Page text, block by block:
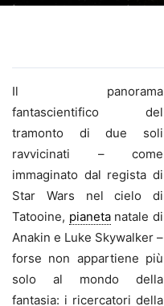
Il panorama
fantascientifico del
tramonto di due soli
ravvicinati – come
immaginato dal regista di
Star Wars nel cielo di
Tatooine, pianetanatale di
Anakin e Luke Skywalker –
forse non appartiene più
solo al mondo della
fantasia: i ricercatori della